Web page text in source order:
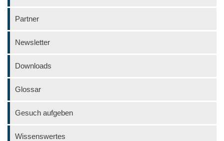
Partner
Newsletter
Downloads
Glossar
Gesuch aufgeben
Wissenswertes